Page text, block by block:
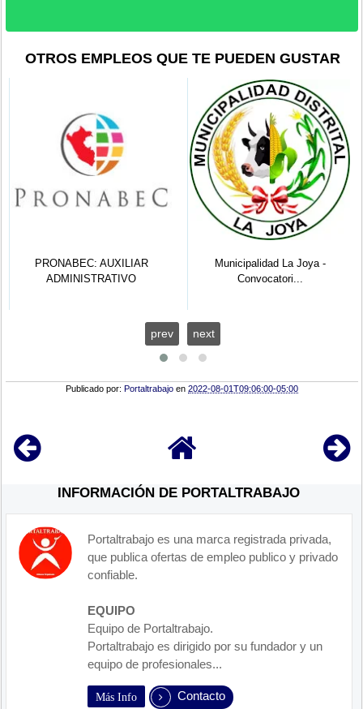
OTROS EMPLEOS QUE TE PUEDEN GUSTAR
PRONABEC: AUXILIAR
ADMINISTRATIVO
Municipalidad La Joya -
Convocatori...
prev next
Publicado por: Portaltrabajo en2022-08-01T09:06:00-05:00
INFORMACIÓN DE PORTALTRABAJO
Portaltrabajo es una marca registrada privada,
que publica ofertas de empleo publico y privado
confiable.
EQUIPO
Equipo de Portaltrabajo.
Portaltrabajo es dirigido por su fundador y un
equipo de profesionales...
Más Info Contacto